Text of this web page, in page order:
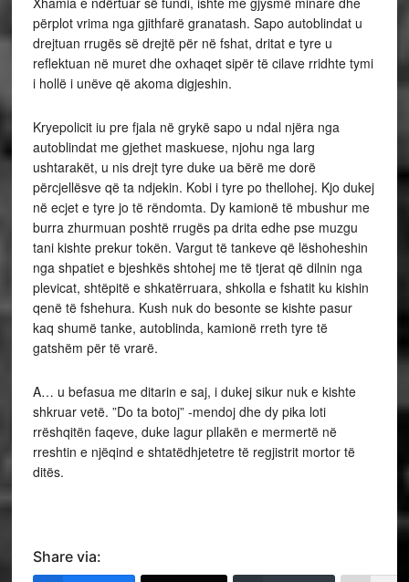
përplot vrima nga gjithfarë granatash. Sapo autoblindat u
drejtuan rrugës së drejtë për në fshat, dritat e tyre u
reflektuan në muret dhe oxhaqet sipër të cilave rridhte tymi
i hollë i unëve që akoma digjeshin.
Kryepolicit iu pre fjala në grykë sapo u ndal njëra nga
autoblindat me gjethet maskuese, njohu nga larg
ushtarakët, u nis drejt tyre duke ua bërë me dorë
përcjellësve që ta ndjekin. Kobi i tyre po thellohej. Kjo dukej
në ecjet e tyre jo të rëndomta. Dy kamionë të mbushur me
burra zhurmuan poshtë rrugës pa drita edhe pse muzgu
tani kishte prekur tokën. Vargut të tankeve që lëshoheshin
nga shpatiet e bjeshkës shtohej me të tjerat që dilnin nga
plevicat, shtëpitë e shkatërruara, shkolla e fshatit ku kishin
qenë të fshehura. Kush nuk do besonte se kishte pasur
kaq shumë tanke, autoblinda, kamionë rreth tyre të
gatshëm për të vrarë.
A… u befasua me ditarin e saj, i dukej sikur nuk e kishte
shkruar vetë. ”Do ta botoj” -mendoj dhe dy pika loti
rrëshqitën faqeve, duke lagur pllakën e mermertë në
rreshtin e njëqind e shtatëdhjetetre të regjistrit mortor të
ditës.
Share via: